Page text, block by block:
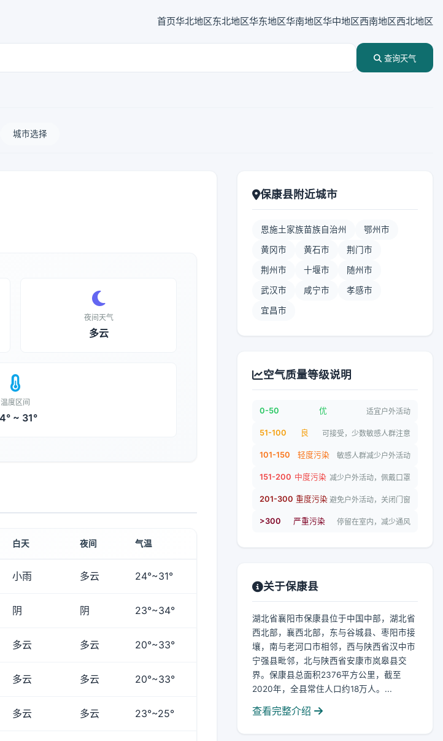
首页华北地区东北地区华东地区华南地区华中地区西南地区西北地区
查询天气
城市选择
夜间天气
多云
温度区间
~ 31°
白天 夜间 气温
小雨 多云 24°~31°
阴 阴 23°~34°
多云 多云 20°~33°
多云 多云 20°~33°
多云 多云 23°~25°
保康县附近城市
恩施土家族苗族自治州 鄂州市
黄冈市 黄石市 荆门市
荆州市 十堰市 随州市
武汉市 咸宁市 孝感市
宜昌市
空气质量等级说明
0-50 优 适宜户外活动
51-100 良 可接受，少数敏感人群注意
101-150 轻度污染 敏感人群减少户外活动
151-200 中度污染 减少户外活动，佩戴口罩
201-300 重度污染 避免户外活动，关闭门窗
>300 严重污染 停留在室内，减少通风
关于保康县
湖北省襄阳市保康县位于中国中部，湖北省
西北部，襄西北部，东与谷城县、枣阳市接
壤，南与老河口市相邻，西与陕西省汉中市
宁强县毗邻，北与陕西省安康市岚皋县交
界。保康县总面积2376平方公里，截至
2020年，全县常住人口约18万人。...
查看完整介绍